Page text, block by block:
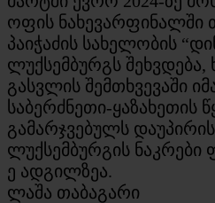
ოფის ნახევარფინალში
პაიჭაძის სახელობის
ლუქსემბურგს
გასვლის შემთხვევაში
საბერძნეთი-ყაზახეთის
გამარჯვებულს
ლუქსემბურგის ნაკრები
ე ადგილზეა.
ლაშა თაბაგარი